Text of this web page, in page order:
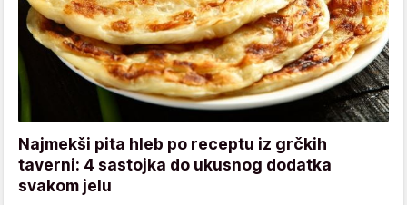
Najmekši pita hleb po receptu iz grčkih
taverni: 4 sastojka do ukusnog dodatka
svakom jelu